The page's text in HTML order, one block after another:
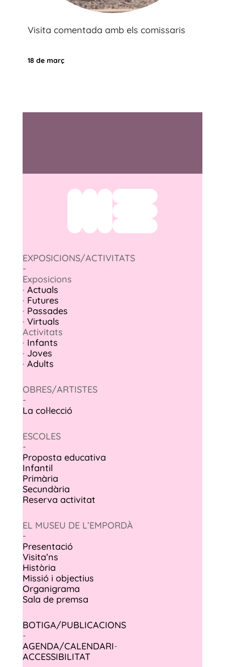
Visita comentada amb els comissaris
18 de març
EXPOSICIONS/ACTIVITATS
-
Exposicions
· Actuals
· Futures
· Passades
· Virtuals
Activitats
· Infants
· Joves
· Adults
OBRES/ARTISTES
-
La col·lecció
ESCOLES
-
Proposta educativa
Infantil
Primària
Secundària
Reserva activitat
EL MUSEU DE L’EMPORDÀ
-
Presentació
Visita’ns
Història
Missió i objectius
Organigrama
Sala de premsa
BOTIGA/PUBLICACIONS
-
AGENDA/CALENDARI-
ACCESSIBILITAT